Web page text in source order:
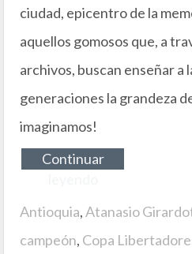
ciudad, epicentro de la
aquellos gomosos que, a
archivos, buscan enseñar a
generaciones la grandeza
imaginamos!
Continuar
Antioquia,Atanasio
campeón, Copa